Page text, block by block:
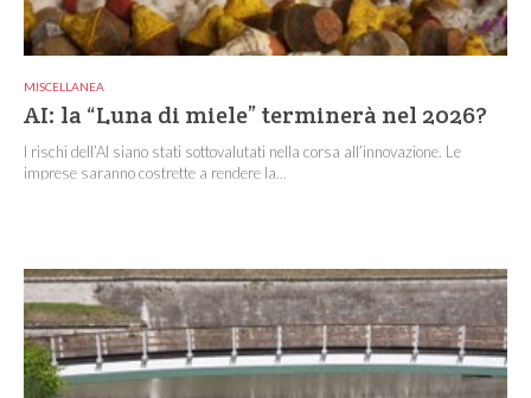
MISCELLANEA
AI: la “Luna di miele” terminerà nel 2026?
I rischi dell’AI siano stati sottovalutati nella corsa all’innovazione. Le
imprese saranno costrette a rendere la...